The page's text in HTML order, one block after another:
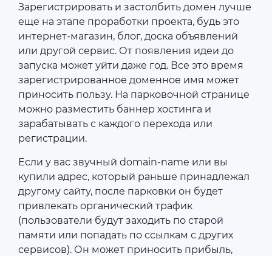
Зарегистрировать и застолбить домен лучше
еще на этапе проработки проекта, будь это
интернет-магазин, блог, доска объявлений
или другой сервис. От появления идеи до
запуска может уйти даже год. Все это время
зарегистрированное доменное имя может
приносить пользу. На парковочной странице
можно разместить баннер хостинга и
зарабатывать с каждого перехода или
регистрации.
Если у вас звучный domain-name или вы
купили адрес, который раньше принадлежал
другому сайту, после парковки он будет
привлекать органический трафик
(пользователи будут заходить по старой
памяти или попадать по ссылкам с других
сервисов). Он может приносить прибыль,